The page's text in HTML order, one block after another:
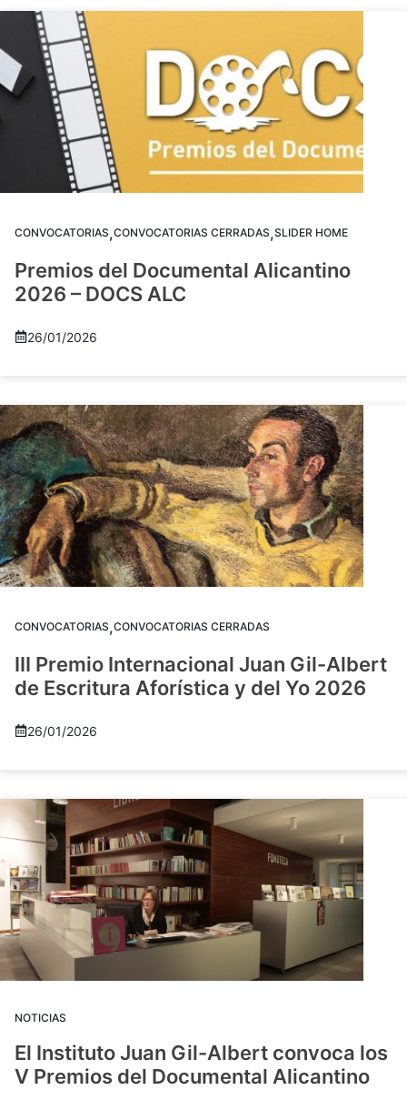
CONVOCATORIAS,CONVOCATORIAS CERRADAS,SLIDER HOME
Premios del Documental Alicantino
2026 – DOCS ALC
26/01/2026
CONVOCATORIAS,CONVOCATORIAS CERRADAS
III Premio Internacional Juan Gil-Albert
de Escritura Aforística y del Yo 2026
26/01/2026
NOTICIAS
El Instituto Juan Gil-Albert convoca los
V Premios del Documental Alicantino